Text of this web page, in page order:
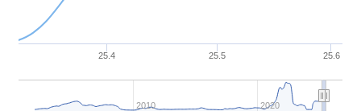
25.4 25.5 25.6
2010 2020